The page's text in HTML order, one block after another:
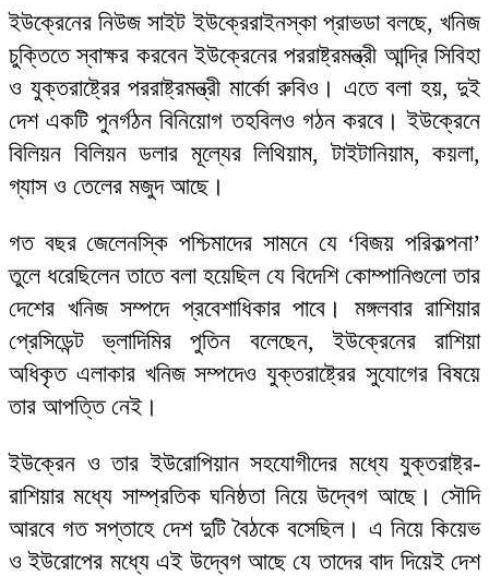
ইউক্রেনের নিউজ সাইট ইউক্রেরাইনস্কা প্রাভডা বলছে, খনিজ
চুক্তিতে স্বাক্ষর করবেন ইউক্রেনের পররাষ্ট্রমন্ত্রী আন্দ্রি সিবিহা
ও যুক্তরাষ্ট্রের পররাষ্ট্রমন্ত্রী মার্কো রুবিও। এতে বলা হয়, দুই
দেশ একটি পুনর্গঠন বিনিয়োগ তহবিলও গঠন করবে। ইউক্রেনে
বিলিয়ন বিলিয়ন ডলার মূল্যের লিথিয়াম, টাইটানিয়াম, কয়লা,
গ্যাস ও তেলের মজুদ আছে।
গত বছর জেলেনস্কি পশ্চিমাদের সামনে যে ‘বিজয় পরিকল্পনা’
তুলে ধরেছিলেন তাতে বলা হয়েছিল যে বিদেশি কোম্পানিগুলো তার
দেশের খনিজ সম্পদে প্রবেশাধিকার পাবে। মঙ্গলবার রাশিয়ার
প্রেসিডেন্ট ভ্লাদিমির পুতিন বলেছেন, ইউক্রেনের রাশিয়া
অধিকৃত এলাকার খনিজ সম্পদেও যুক্তরাষ্ট্রের সুযোগের বিষয়ে
তার আপত্তি নেই।
ইউক্রেন ও তার ইউরোপিয়ান সহযোগীদের মধ্যে যুক্তরাষ্ট্র-
রাশিয়ার মধ্যে সাম্প্রতিক ঘনিষ্ঠতা নিয়ে উদ্বেগ আছে। সৌদি
আরবে গত সপ্তাহে দেশ দুটি বৈঠকে বসেছিল। এ নিয়ে কিয়েভ
ও ইউরোপের মধ্যে এই উদ্বেগ আছে যে তাদের বাদ দিয়েই দেশ